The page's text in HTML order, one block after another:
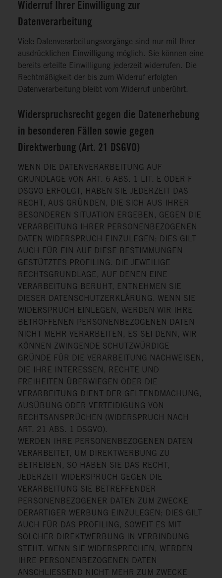
Widerruf Ihrer Einwilligung zur
Datenverarbeitung
Viele Datenverarbeitungsvorgänge sind nur mit Ihrer
ausdrücklichen Einwilligung möglich. Sie können eine
bereits erteilte Einwilligung jederzeit widerrufen. Die
Rechtmäßigkeit der bis zum Widerruf erfolgten
Datenverarbeitung bleibt vom Widerruf unberührt.
Widerspruchsrecht gegen die Datenerhebung
in besonderen Fällen sowie gegen
Direktwerbung (Art. 21 DSGVO)
WENN DIE DATENVERARBEITUNG AUF
GRUNDLAGE VON ART. 6 ABS. 1 LIT. E ODER F
DSGVO ERFOLGT, HABEN SIE JEDERZEIT DAS
RECHT, AUS GRÜNDEN, DIE SICH AUS IHRER
BESONDEREN SITUATION ERGEBEN, GEGEN DIE
VERARBEITUNG IHRER PERSONENBEZOGENEN
DATEN WIDERSPRUCH EINZULEGEN; DIES GILT
AUCH FÜR EIN AUF DIESE BESTIMMUNGEN
GESTÜTZTES PROFILING. DIE JEWEILIGE
RECHTSGRUNDLAGE, AUF DENEN EINE
VERARBEITUNG BERUHT, ENTNEHMEN SIE
DIESER DATENSCHUTZERKLÄRUNG. WENN SIE
WIDERSPRUCH EINLEGEN, WERDEN WIR IHRE
BETROFFENEN PERSONENBEZOGENEN DATEN
NICHT MEHR VERARBEITEN, ES SEI DENN, WIR
KÖNNEN ZWINGENDE SCHUTZWÜRDIGE
GRÜNDE FÜR DIE VERARBEITUNG NACHWEISEN,
DIE IHRE INTERESSEN, RECHTE UND
FREIHEITEN ÜBERWIEGEN ODER DIE
VERARBEITUNG DIENT DER GELTENDMACHUNG,
AUSÜBUNG ODER VERTEIDIGUNG VON
RECHTSANSPRÜCHEN (WIDERSPRUCH NACH
ART. 21 ABS. 1 DSGVO).
WERDEN IHRE PERSONENBEZOGENEN DATEN
VERARBEITET, UM DIREKTWERBUNG ZU
BETREIBEN, SO HABEN SIE DAS RECHT,
JEDERZEIT WIDERSPRUCH GEGEN DIE
VERARBEITUNG SIE BETREFFENDER
PERSONENBEZOGENER DATEN ZUM ZWECKE
DERARTIGER WERBUNG EINZULEGEN; DIES GILT
AUCH FÜR DAS PROFILING, SOWEIT ES MIT
SOLCHER DIREKTWERBUNG IN VERBINDUNG
STEHT. WENN SIE WIDERSPRECHEN, WERDEN
IHRE PERSONENBEZOGENEN DATEN
ANSCHLIESSEND NICHT MEHR ZUM ZWECKE